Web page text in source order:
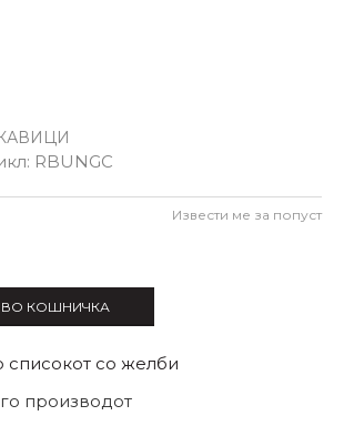
RBUNGC
Извести ме за попуст
КОШНИЧКА
списокот со желби
производот